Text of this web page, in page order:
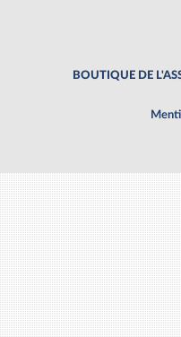
BOUTIQUE DE